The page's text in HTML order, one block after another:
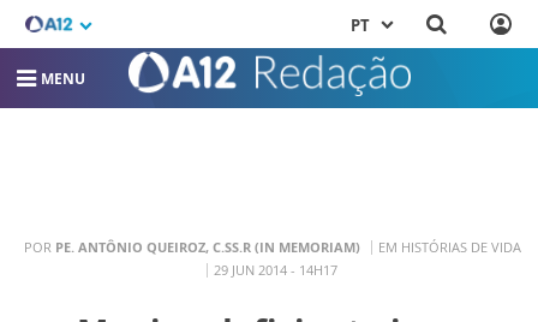
PT
MENU
POR PE. ANTÔNIO QUEIROZ, C.SS.R (IN MEMORIAM)
EM HISTÓRIAS DE VIDA
29 JUN 2014 - 14H17